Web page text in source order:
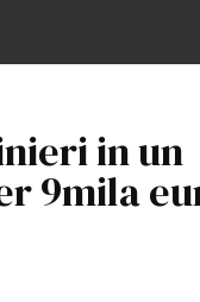
in un
9mila